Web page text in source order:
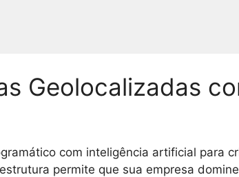
Geolocalizadas
com inteligência artificial para
permite que sua empresa